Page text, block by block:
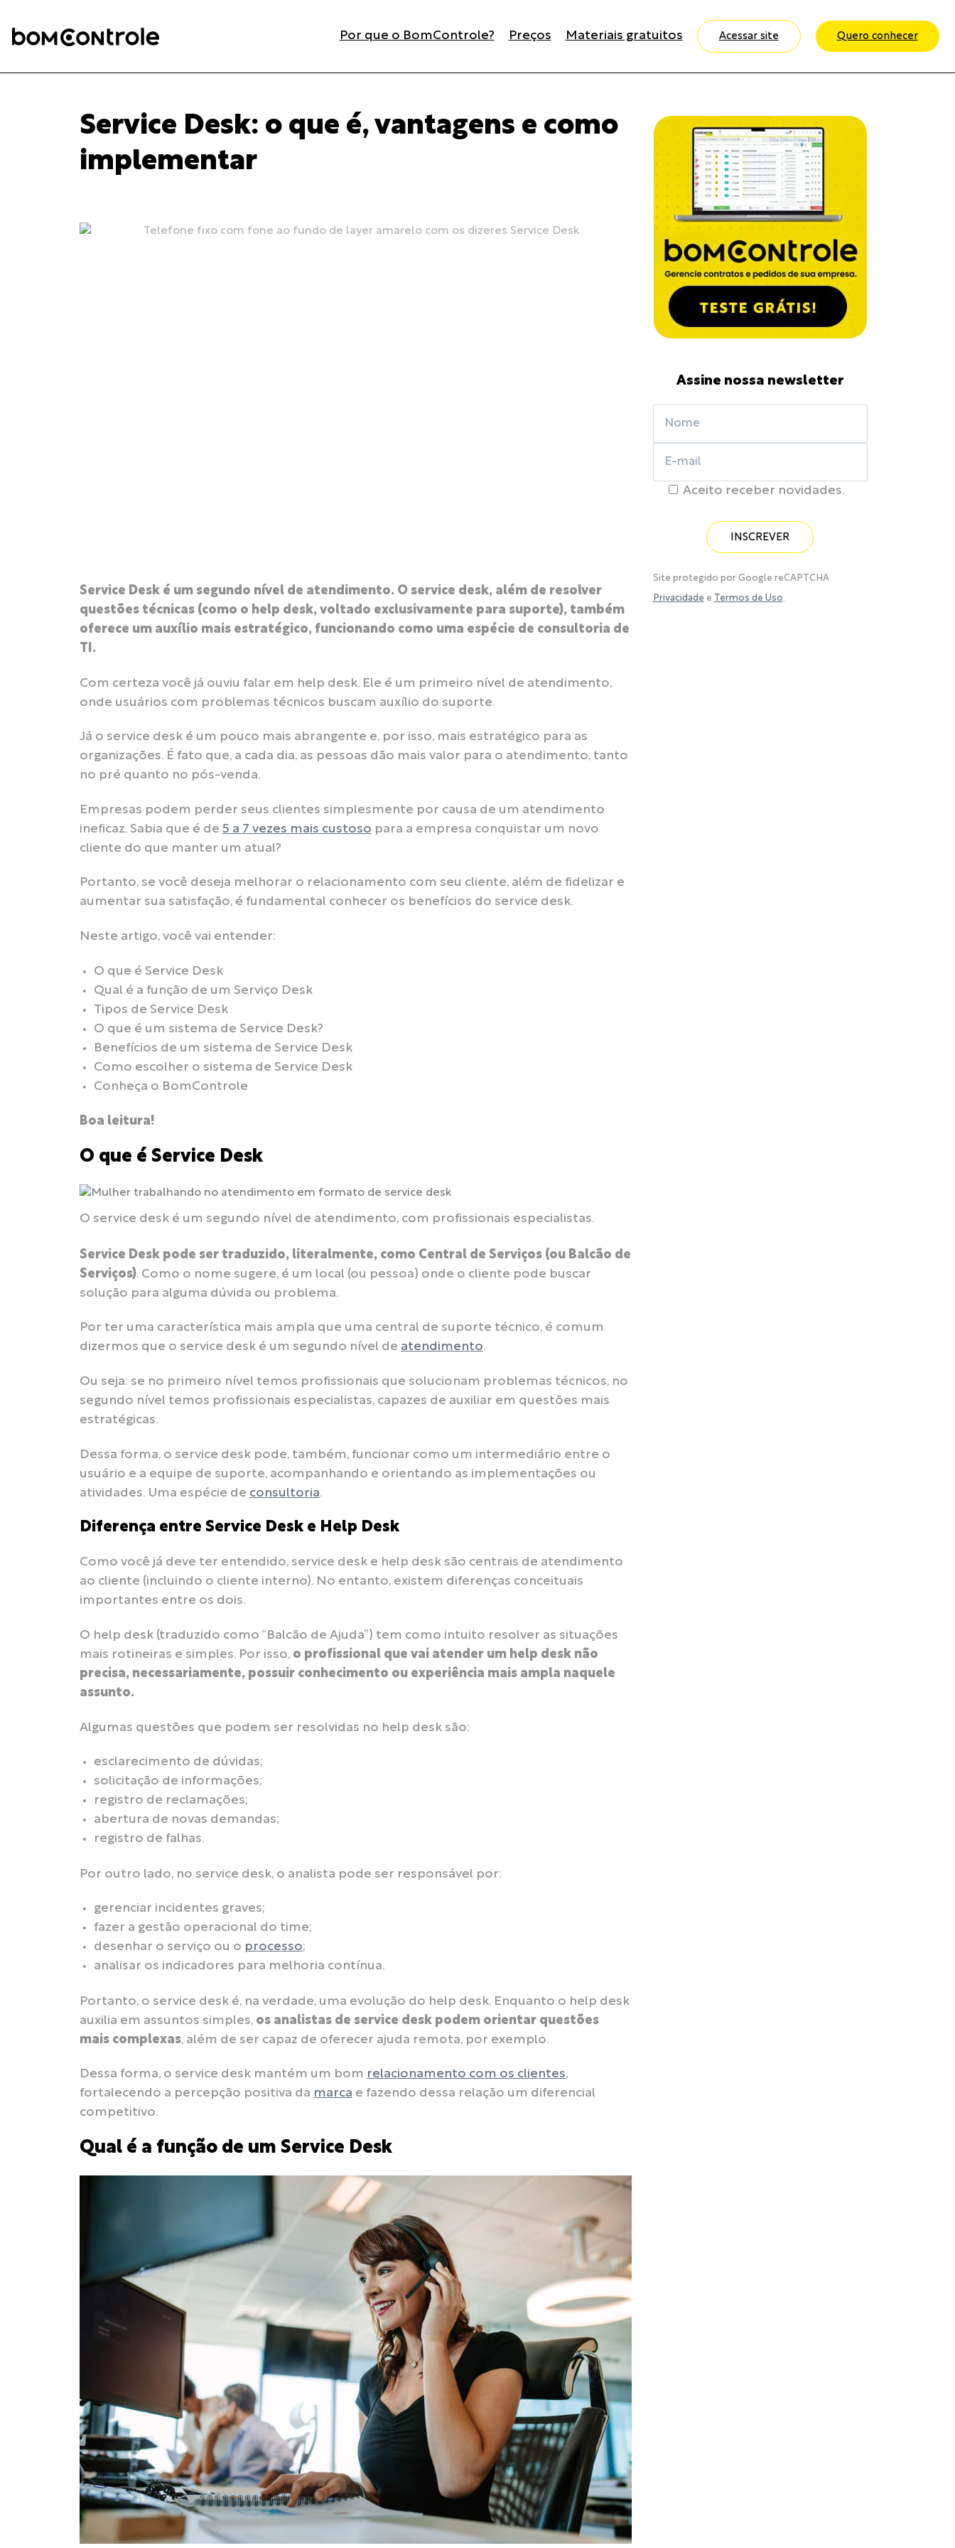
Por que o BomControle? Preços Materiais gratuitos Acessar site Quero conhecer
Service Desk: o que é, vantagens e como
implementar
Service Desk é um segundo nível de atendimento. O service desk, além de resolver
questões técnicas (como o help desk, voltado exclusivamente para suporte), também
oferece um auxílio mais estratégico, funcionando como uma espécie de consultoria de
TI.
Com certeza você já ouviu falar em help desk. Ele é um primeiro nível de atendimento,
onde usuários com problemas técnicos buscam auxílio do suporte.
Já o service desk é um pouco mais abrangente e, por isso, mais estratégico para as
organizações. É fato que, a cada dia, as pessoas dão mais valor para o atendimento, tanto
no pré quanto no pós-venda.
Empresas podem perder seus clientes simplesmente por causa de um atendimento
ineficaz. Sabia que é de 5 a 7 vezes mais custoso para a empresa conquistar um novo
cliente do que manter um atual?
Portanto, se você deseja melhorar o relacionamento com seu cliente, além de fidelizar e
aumentar sua satisfação, é fundamental conhecer os benefícios do service desk.
Neste artigo, você vai entender:
O que é Service Desk
Qual é a função de um Serviço Desk
Tipos de Service Desk
O que é um sistema de Service Desk?
Benefícios de um sistema de Service Desk
Como escolher o sistema de Service Desk
Conheça o BomControle
Boa leitura!
O que é Service Desk
O service desk é um segundo nível de atendimento, com profissionais especialistas.
Service Desk pode ser traduzido, literalmente, como Central de Serviços (ou Balcão de
Serviços). Como o nome sugere, é um local (ou pessoa) onde o cliente pode buscar
solução para alguma dúvida ou problema.
Por ter uma característica mais ampla que uma central de suporte técnico, é comum
dizermos que o service desk é um segundo nível de atendimento.
Ou seja: se no primeiro nível temos profissionais que solucionam problemas técnicos, no
segundo nível temos profissionais especialistas, capazes de auxiliar em questões mais
estratégicas.
Dessa forma, o service desk pode, também, funcionar como um intermediário entre o
usuário e a equipe de suporte, acompanhando e orientando as implementações ou
atividades. Uma espécie de consultoria.
Diferença entre Service Desk e Help Desk
Como você já deve ter entendido, service desk e help desk são centrais de atendimento
ao cliente (incluindo o cliente interno). No entanto, existem diferenças conceituais
importantes entre os dois.
O help desk (traduzido como “Balcão de Ajuda”) tem como intuito resolver as situações
mais rotineiras e simples. Por isso, o profissional que vai atender um help desk não
precisa, necessariamente, possuir conhecimento ou experiência mais ampla naquele
assunto.
Algumas questões que podem ser resolvidas no help desk são:
esclarecimento de dúvidas;
solicitação de informações;
registro de reclamações;
abertura de novas demandas;
registro de falhas.
Por outro lado, no service desk, o analista pode ser responsável por:
gerenciar incidentes graves;
fazer a gestão operacional do time;
desenhar o serviço ou o processo;
analisar os indicadores para melhoria contínua.
Portanto, o service desk é, na verdade, uma evolução do help desk. Enquanto o help desk
auxilia em assuntos simples, os analistas de service desk podem orientar questões
mais complexas, além de ser capaz de oferecer ajuda remota, por exemplo.
Dessa forma, o service desk mantém um bom relacionamento com os clientes,
fortalecendo a percepção positiva da marca e fazendo dessa relação um diferencial
competitivo.
Qual é a função de um Service Desk
Assine nossa newsletter
Aceito receber novidades.
Site protegido por Google reCAPTCHA
Privacidade e Termos de Uso.